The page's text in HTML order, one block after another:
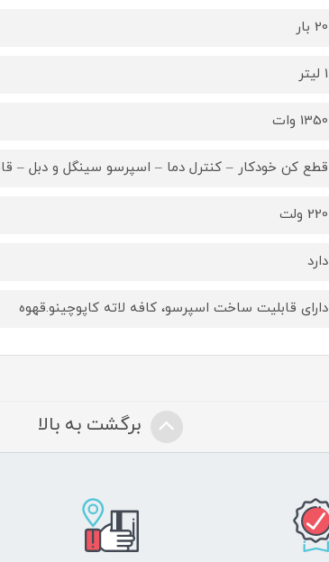
20 بار
1 لیتر
1350 وات
قطع کن خودکار – کنترل دما – اسپرسو سینگل و دبل –
220 ولت
دارد
دارای قابلیت ساخت اسپرسو، کافه لاته کاپوچینو.قهوه
برگشت به بالا